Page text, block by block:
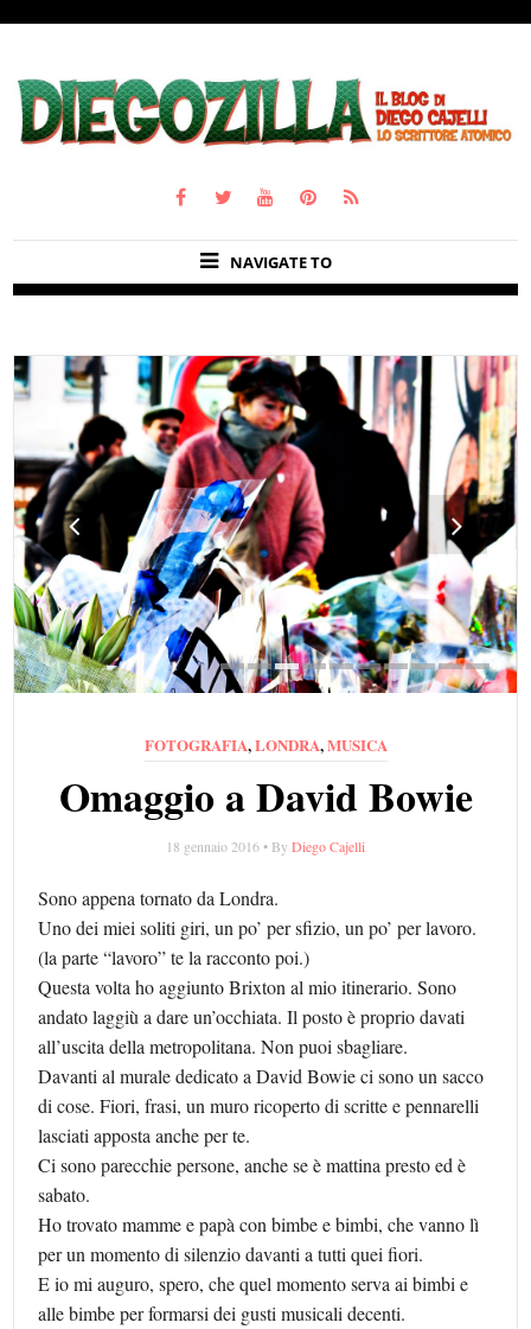
NAVIGATE TO
Previous Next
FOTOGRAFIA,LONDRA,MUSICA
Omaggio a David Bowie
18 gennaio 2016 • By Diego Cajelli
Sono appena tornato da Londra.
Uno dei miei soliti giri, un po’ per sfizio, un po’ per lavoro.
(la parte “lavoro” te la racconto poi.)
Questa volta ho aggiunto Brixton al mio itinerario. Sono
andato laggiù a dare un’occhiata. Il posto è proprio davati
all’uscita della metropolitana. Non puoi sbagliare.
Davanti al murale dedicato a David Bowie ci sono un sacco
di cose. Fiori, frasi, un muro ricoperto di scritte e pennarelli
lasciati apposta anche per te.
Ci sono parecchie persone, anche se è mattina presto ed è
sabato.
Ho trovato mamme e papà con bimbe e bimbi, che vanno lì
per un momento di silenzio davanti a tutti quei fiori.
E io mi auguro, spero, che quel momento serva ai bimbi e
alle bimbe per formarsi dei gusti musicali decenti.